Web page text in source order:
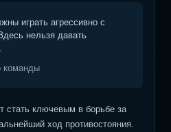
играть агрессивно с
нельзя давать
команды
ключевым в борьбе за
ход противостояния.